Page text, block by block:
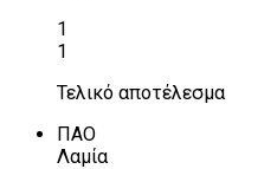
1
1
Τελικό αποτέλεσμα
ΠΑΟ
Λαμία